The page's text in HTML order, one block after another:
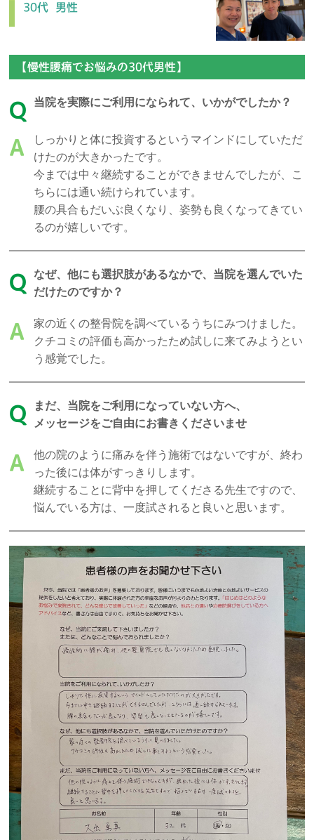
30代 男性
【慢性腰痛でお悩みの30代男性】
Q 当院を実際にご利用になられて、いかがでしたか？
A
しっかりと体に投資するというマインドにしていただ
けたのが大きかったです。
今までは中々継続することができませんでしたが、こ
ちらには通い続けられています。
腰の具合もだいぶ良くなり、姿勢も良くなってきてい
るのが嬉しいです。
Q
なぜ、他にも選択肢があるなかで、当院を選んでいた
だけたのですか？
A
家の近くの整骨院を調べているうちにみつけました。
クチコミの評価も高かったため試しに来てみようとい
う感覚でした。
Q
まだ、当院をご利用になっていない方へ、
メッセージをご自由にお書きくださいませ
A
他の院のように痛みを伴う施術ではないですが、終わ
った後には体がすっきりします。
継続することに背中を押してくださる先生ですので、
悩んでいる方は、一度試されると良いと思います。